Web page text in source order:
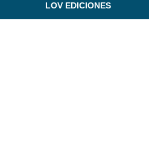
LOV EDICIONES